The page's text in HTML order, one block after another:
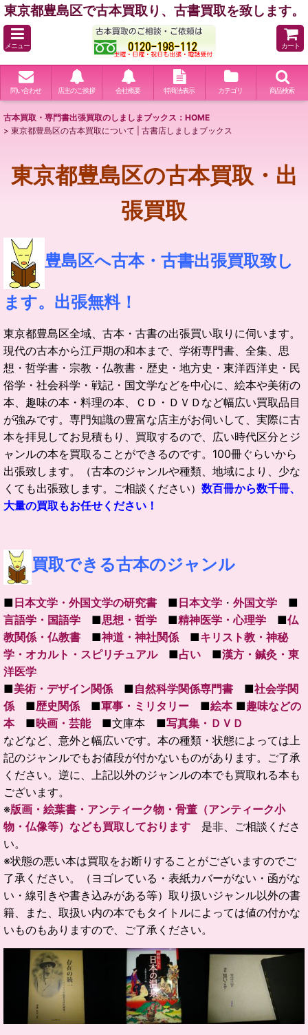
東京都豊島区で古本買取り、古書買取を致します。
メニュー カート
問い合わせ 店主のご挨拶 会社概要 特商法表示 カテゴリ 商品検索
古本買取・専門書出張買取のしましまブックス：HOME
> 東京都豊島区の古本買取について | 古書店しましまブックス
東京都豊島区の古本買取・出
張買取
豊島区へ古本・古書出張買取致し
ます。出張無料！
東京都豊島区全域、古本・古書の出張買い取りに伺います。
現代の古本から江戸期の和本まで、学術専門書、全集、思
想・哲学書・宗教・仏教書・歴史・地方史・東洋西洋史・民
俗学・社会科学・戦記・国文学などを中心に、絵本や美術の
本、趣味の本・料理の本、ＣＤ・ＤＶＤなど幅広い買取品目
が強みです。専門知識の豊富な店主がお伺いして、実際に古
本を拝見してお見積もり、買取するので、広い時代区分とジ
ャンルの本を買取ることができるのです。100冊ぐらいから
出張致します。（古本のジャンルや種類、地域により、少な
くても出張致します。ご相談ください） 数百冊から数千冊、
大量の買取もお任せください！
買取できる古本のジャンル
■ 日本文学・外国文学の研究書 ■ 日本文学 ・ 外国文学 ■
言語学・国語学 ■思想・哲学 ■精神医学・心理学 ■仏
教関係・仏教書 ■神道・神社関係■キリスト教・神秘
学・オカルト・スピリチュアル■占い ■漢方・鍼灸・東
洋医学
■美術・デザイン関係■自然科学関係専門書 ■社会学関
係■歴史関係■軍事・ミリタリー ■絵本■趣味などの
本■映画・芸能■文庫本 ■写真集・ＤＶＤ
などなど、意外と幅広いです。本の種類・状態によっては上
記のジャンルでもお値段が付かないものがあります。ご了承
ください。逆に、上記以外のジャンルの本でも買取れる本も
ございます。
※版画・絵葉書・アンティーク物・骨董（アンティーク小
物・仏像等）なども買取しております 是非、ご相談くださ
い。
※状態の悪い本は買取をお断りすることがございますのでご
了承ください。（ヨゴレている・表紙カバーがない・函がな
い・線引きや書き込みがある等）取り扱いジャンル以外の書
籍、また、取扱い内の本でもタイトルによっては値の付かな
いものもありますので、ご了承ください。